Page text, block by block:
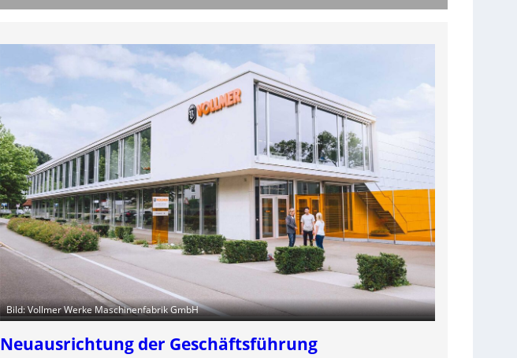
Bild: Vollmer Werke Maschinenfabrik GmbH
Neuausrichtung der Geschäftsführung